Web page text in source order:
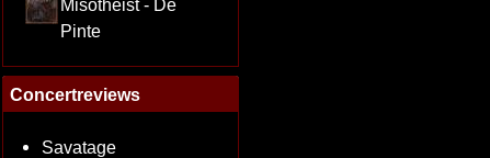
Misotheist - De
Pinte
Concertreviews
Savatage